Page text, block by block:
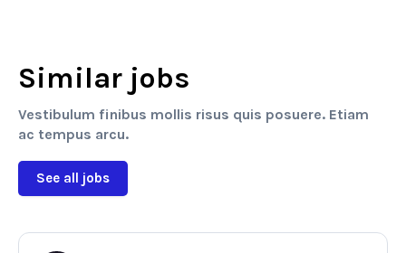
Similar jobs
Vestibulum finibus mollis risus quis posuere. Etiam
ac tempus arcu.
See all jobs